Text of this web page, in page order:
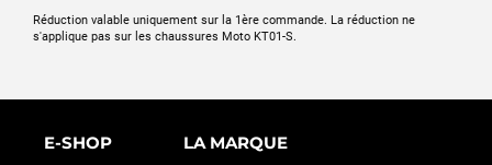
Réduction valable uniquement sur la 1ère commande. La réduction ne
s'applique pas sur les chaussures Moto KT01-S.
E-SHOP LA MARQUE